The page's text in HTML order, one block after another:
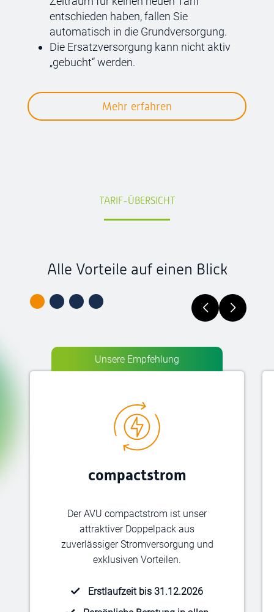
entschieden haben, fallen Sie
automatisch in die Grundversorgung.
Die Ersatzversorgung kann nicht aktiv
„gebucht“ werden.
Mehr erfahren
TARIF-ÜBERSICHT
Alle Vorteile auf einen Blick
Unsere Empfehlung
compactstrom
Der AVU compactstrom ist unser
attraktiver Doppelpack aus
zuverlässiger Stromversorgung und
exklusiven Vorteilen.
Erstlaufzeit bis 31.12.2026